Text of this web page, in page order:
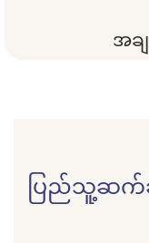
အခ
ပြည်သူ့ဆက်